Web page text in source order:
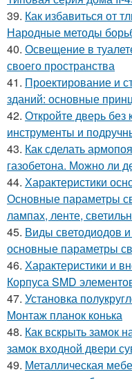
39. Как избавиться от
Народные методы
40. Освещение в
своего пространства
41. Проектирование и
зданий: основные
42. Откройте дверь
инструменты и
43. Как сделать
газобетона. Можно ли
44. Характеристики
Основные параметры
лампах, ленте,
45. Виды светодиодов
основные параметры
46. Характеристики и
Корпуса SMD
47. Установка
Монтаж планок конька
48. Как вскрыть замок
замок входной двери
49. Металлическая